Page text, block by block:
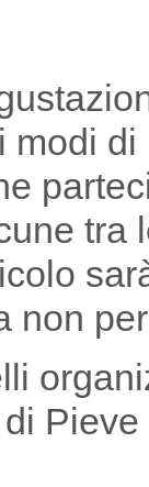
modi
tra
non